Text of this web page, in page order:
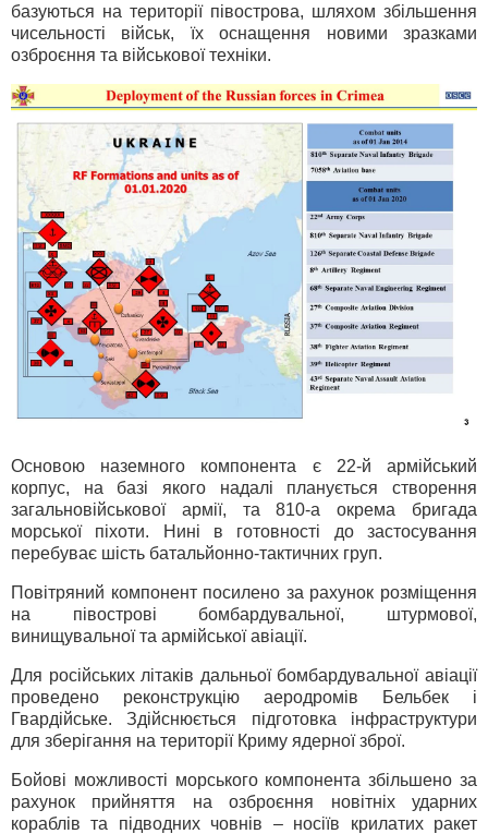
базуються на території півострова, шляхом збільшення
чисельності військ, їх оснащення новими зразками
озброєння та військової техніки.
Основою наземного компонента є 22-й армійський
корпус, на базі якого надалі планується створення
загальновійськової армії, та 810-а окрема бригада
морської піхоти. Нині в готовності до застосування
перебуває шість батальйонно-тактичних груп.
Повітряний компонент посилено за рахунок розміщення
на півострові бомбардувальної, штурмової,
винищувальної та армійської авіації.
Для російських літаків дальньої бомбардувальної авіації
проведено реконструкцію аеродромів Бельбек і
Гвардійське. Здійснюється підготовка інфраструктури
для зберігання на території Криму ядерної зброї.
Бойові можливості морського компонента збільшено за
рахунок прийняття на озброєння новітніх ударних
кораблів та підводних човнів – носіїв крилатих ракет